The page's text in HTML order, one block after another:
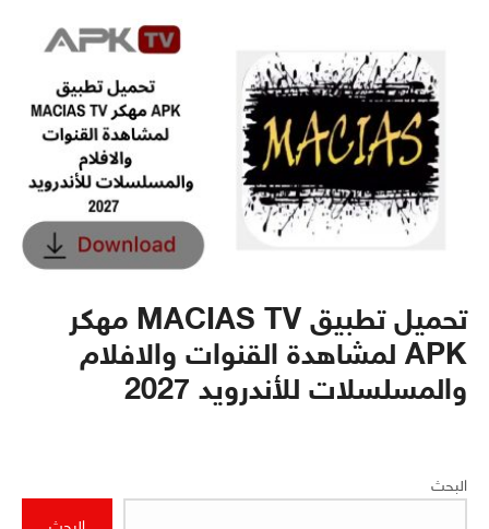
تحميل تطبيق MACIAS TV مهكر
APK لمشاهدة القنوات والافلام
والمسلسلات للأندرويد 2027
البحث